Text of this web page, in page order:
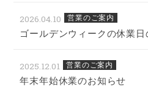
2026.04.10 営業のご案内
ゴールデンウィークの休業
2025.12.01 営業のご案内
年末年始休業のお知らせ